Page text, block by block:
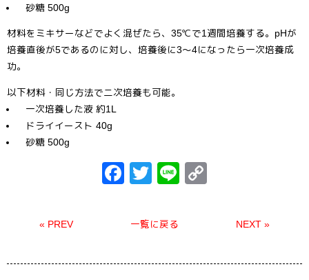
砂糖 500g
材料をミキサーなどでよく混ぜたら、35℃で1週間培養する。pHが
培養直後が5であるのに対し、培養後に3～4になったら一次培養成
功。
以下材料・同じ方法で二次培養も可能。
一次培養した液 約1L
ドライイースト 40g
砂糖 500g
F
c
b
T
tt
Li
Li
« PREV 一覧に戻る NEXT »